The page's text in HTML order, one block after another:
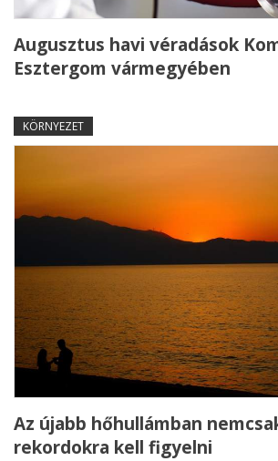
Augusztus havi véradások
Esztergom vármegyében
KÖRNYEZET
Az újabb hőhullámban
rekordokra kell figyelni